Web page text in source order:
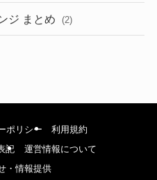
ジ まとめ (2)
ポリシー
利用規約
記
運営情報について
・情報提供